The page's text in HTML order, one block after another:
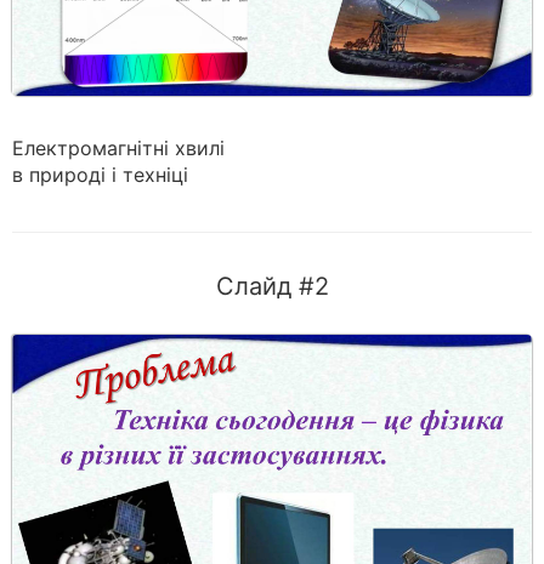
Електромагнітні хвилі
в природі і техніці
Слайд #2